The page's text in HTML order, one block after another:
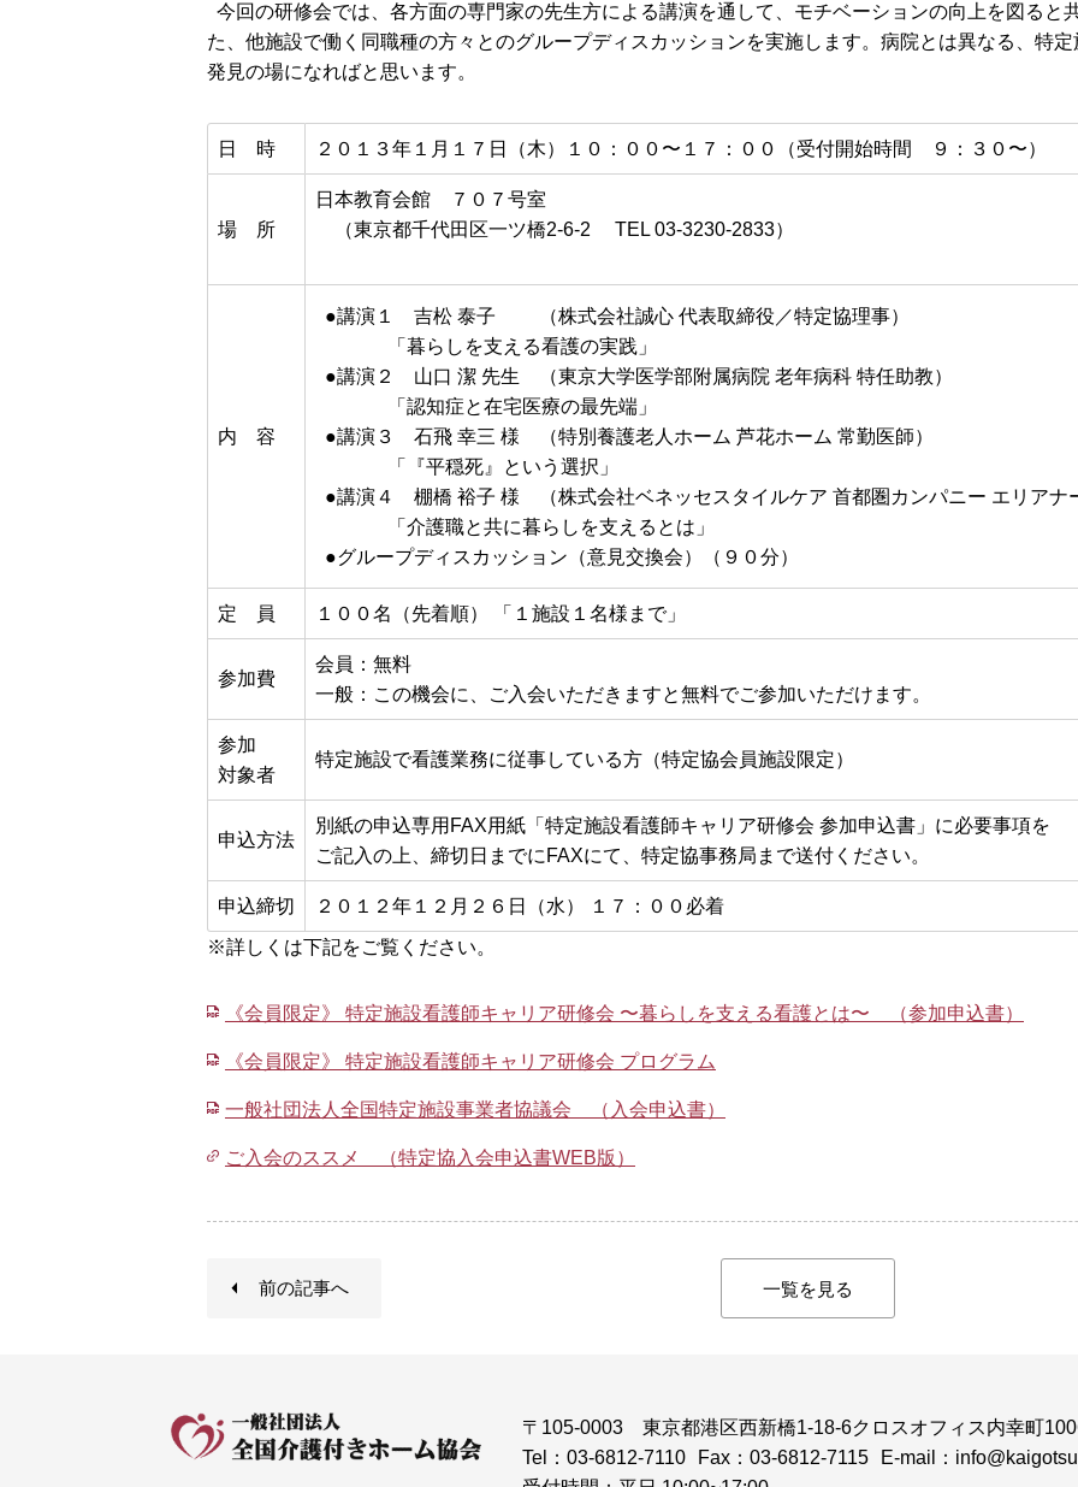
今回の研修会では、各方面の専門家の先生方による講演を通して、モチベーションの向上を図ると
た、他施設で働く同職種の方々とのグループディスカッションを実施します。病院とは異なる、特
発見の場になればと思います。
日 時 ２０１３年１月１７日（木）１０：００〜１７：００（受付開始時間 ９：３０〜）
場 所
日本教育会館 ７０７号室
（東京都千代田区一ツ橋2-6-2 TEL 03-3230-2833）
内 容
●講演１ 吉松 泰子 （株式会社誠心 代表取締役／特定協理事）
「暮らしを支える看護の実践」
●講演２ 山口 潔 先生 （東京大学医学部附属病院 老年病科 特任助教）
「認知症と在宅医療の最先端」
●講演３ 石飛 幸三 様 （特別養護老人ホーム 芦花ホーム 常勤医師）
「『平穏死』という選択」
●講演４ 棚橋 裕子 様 （株式会社ベネッセスタイルケア 首都圏カンパニー エリアナ
「介護職と共に暮らしを支えるとは」
●グループディスカッション（意見交換会）（９０分）
定 員 １００名（先着順） 「１施設１名様まで」
参加費
会員：無料
一般：この機会に、ご入会いただきますと無料でご参加いただけます。
参加
対象者
特定施設で看護業務に従事している方（特定協会員施設限定）
申込方法
別紙の申込専用FAX用紙「特定施設看護師キャリア研修会 参加申込書」に必要事項を
ご記入の上、締切日までにFAXにて、特定協事務局まで送付ください。
申込締切
２０１２年１２月２６日（水） １７：００必着
※詳しくは下記をご覧ください。
《会員限定》 特定施設看護師キャリア研修会 〜暮らしを支える看護とは〜 （参加申込書）
《会員限定》 特定施設看護師キャリア研修会 プログラム
一般社団法人全国特定施設事業者協議会 （入会申込書）
ご入会のススメ （特定協入会申込書WEB版）
前の記事へ 一覧を見る
〒105-0003 東京都港区西新橋1-18-6クロスオフィス内幸町
Tel：03-6812-7110
Fax：03-6812-7115
E-mail：